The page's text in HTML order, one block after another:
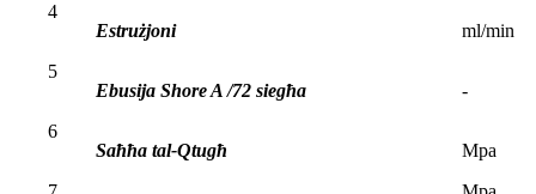
4
Estrużjoni
ml/min
5
Ebusija Shore A /72 siegħa
-
6
Saħħa tal-Qtugħ
Mpa